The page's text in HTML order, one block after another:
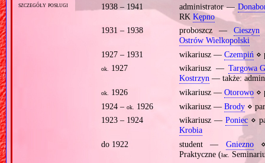
szczegóły posługi 1938 – 1941 administrator —
RK Kępno
1931 – 1938
proboszcz —Cieszyn
Ostrów Wielkopolski
1927 – 1931
wikariusz — Czempiń ⋄
ok. 1927 wikariusz —Targowa
Kostrzyn— także:
ok. 1926 wikariusz — Otorowo⋄
1924 –ok. 1926 wikariusz — Brody⋄
1923 – 1924
wikariusz — Poniec⋄
Krobia
do 1922
student — Gniezno⋄
Praktyczne (łac.